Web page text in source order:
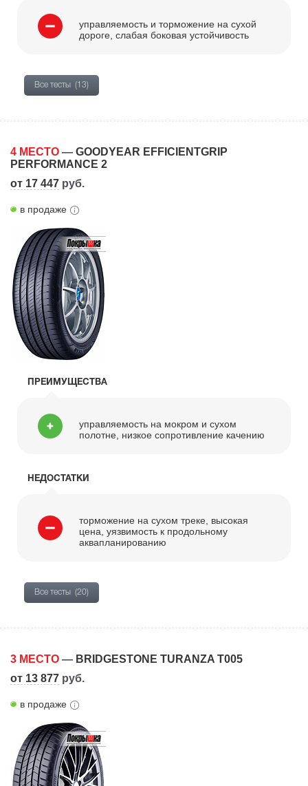
управляемость и торможение на сухой
дороге, слабая боковая устойчивость
Все тесты (13)
4 МЕСТО — GOODYEAR EFFICIENTGRIP
PERFORMANCE 2
от 17 447 руб.
в продаже
ПРЕИМУЩЕСТВА
управляемость на мокром и сухом
полотне, низкое сопротивление качению
НЕДОСТАТКИ
торможение на сухом треке, высокая
цена, уязвимость к продольному
аквапланированию
Все тесты (20)
3 МЕСТО — BRIDGESTONE TURANZA T005
от 13 877 руб.
в продаже